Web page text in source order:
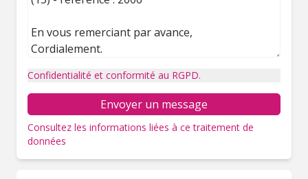
Confidentialité et conformité au RGPD.
Envoyer un message
Consultez les informations liées à ce traitement de
données